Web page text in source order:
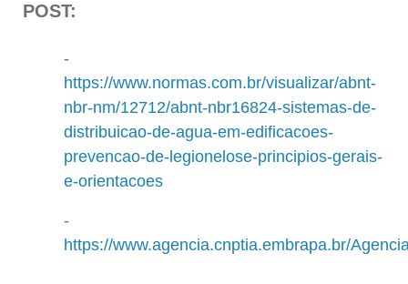
POST:
https://www.normas.com.br/visualizar/abnt-
nbr-nm/12712/abnt-nbr16824-sistemas-de-
distribuicao-de-agua-em-edificacoes-
prevencao-de-legionelose-principios-gerais-
e-orientacoes
https://www.agencia.cnptia.embrapa.br/